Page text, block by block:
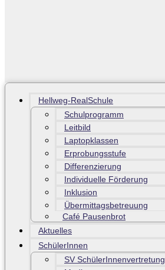
Hellweg-RealSchule
Schulprogramm
Leitbild
Laptopklassen
Erprobungsstufe
Differenzierung
Individuelle Förderung
Inklusion
Übermittagsbetreuung
Café Pausenbrot
Aktuelles
SchülerInnen
SV SchülerInnenvertretung